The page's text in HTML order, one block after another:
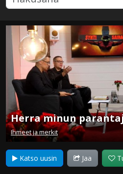
Herra minun
Ihmeet ja merkit
Katso uusin Jaa